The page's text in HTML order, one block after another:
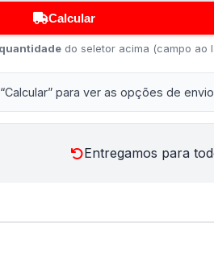
Calcular
quantidadedo seletor acima (campo ao
para ver as opções de
Entregamos para